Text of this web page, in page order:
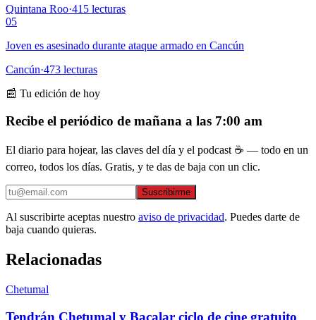
Quintana Roo·415 lecturas
05
Joven es asesinado durante ataque armado en Cancún
Cancún·473 lecturas
📰 Tu edición de hoy
Recibe el periódico de mañana a las 7:00 am
El diario para hojear, las claves del día y el podcast ☕ — todo en un
correo, todos los días. Gratis, y te das de baja con un clic.
Suscribirme
Al suscribirte aceptas nuestro aviso de privacidad. Puedes darte de
baja cuando quieras.
Relacionadas
Chetumal
Tendrán Chetumal y Bacalar ciclo de cine gratuito